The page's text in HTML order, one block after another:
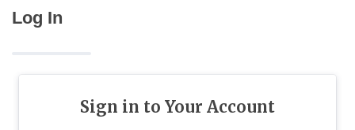
Log In
Sign in to Your Account